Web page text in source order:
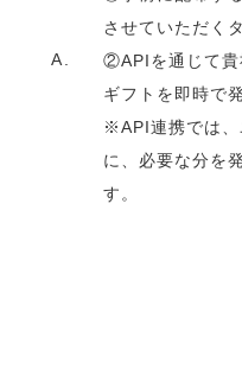
A.
させていただく
②APIを通じて貴
ギフトを即時で
※API連携では、
に、必要な分を
す。